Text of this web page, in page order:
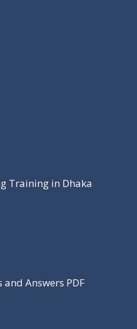
Training in Dhaka
Answers PDF